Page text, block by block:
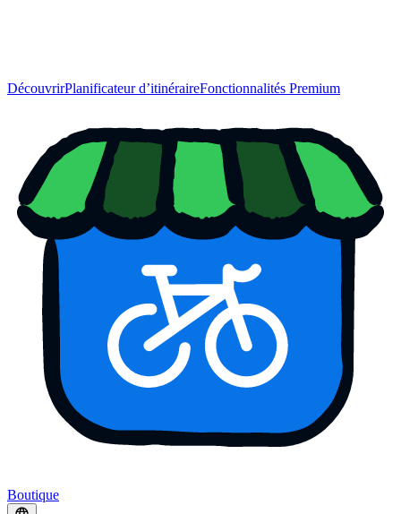
DécouvrirPlanificateur d’itinéraireFonctionnalités Premium
Boutique